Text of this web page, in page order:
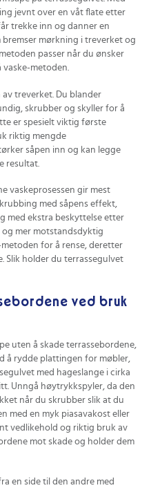
jevnt over en våt flate etter
trekke inn og danner en
mørkning i treverket og
passer når du ønsker
vaske-metoden.
treverket. Du blander
skrubber og skyller for å
er spesielt viktig første
riktig mengde
såpen inn og kan legge
resultat.
vaskeprosessen gir mest
med såpens effekt,
med ekstra beskyttelse etter
og mer motstandsdyktig
for å rense, deretter
Slik holder du terrassegulvet
ved bruk
uten å skade terrassebordene,
å rydde plattingen for møbler,
med hageslange i cirka
Unngå høytrykkspyler, da den
når du skrubber slik at du
med en myk piasavakost eller
vedlikehold og riktig bruk av
mot skade og holder dem
en side til den andre med